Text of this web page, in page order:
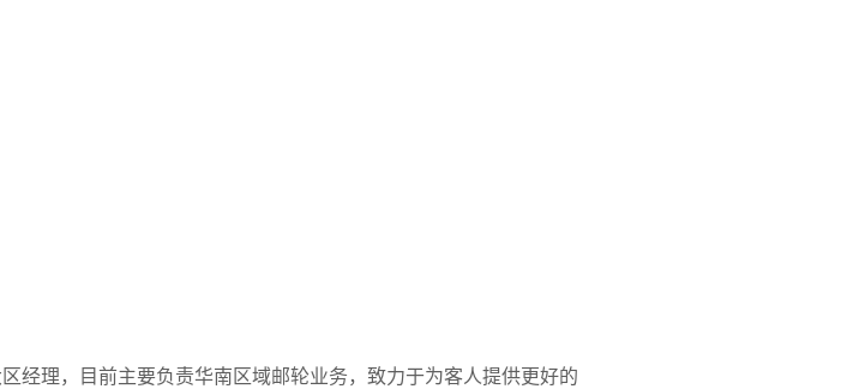
经理，目前主要负责华南区域邮轮业务，致力于为客人提供更好的